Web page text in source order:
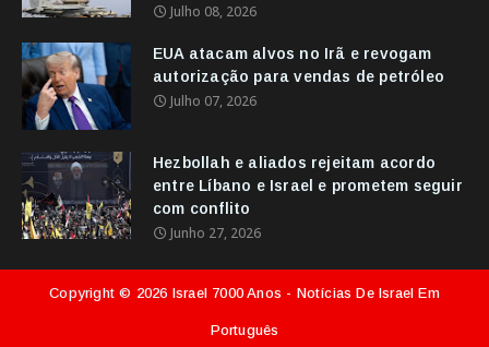
Julho 08, 2026
EUA atacam alvos no Irã e revogam
autorização para vendas de petróleo
Julho 07, 2026
Hezbollah e aliados rejeitam acordo
entre Líbano e Israel e prometem seguir
com conflito
Junho 27, 2026
Copyright © 2026 Israel 7000 Anos - Notícias De Israel Em
Português